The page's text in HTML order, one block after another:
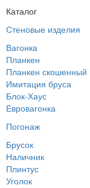
Каталог
Стеновые изделия
Вагонка
Планкен
Планкен скошенный
Имитация бруса
Блок-Хаус
Евровагонка
Погонаж
Брусок
Наличник
Плинтус
Уголок